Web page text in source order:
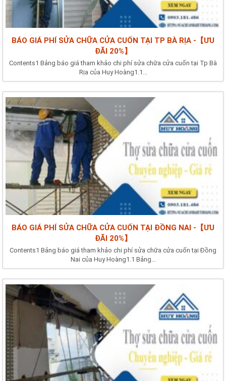
BÁO GIÁ PHÍ SỬA CHỮA CỬA CUỐN TẠI TP BÀ RỊA -【ƯU
ĐÃI 20%】
Contents1 Bảng báo giá tham khảo chi phí sửa chữa cửa cuốn tại Tp Bà
Rịa của Huy Hoàng1.1...
BÁO GIÁ PHÍ SỬA CHỮA CỬA CUỐN TẠI ĐỒNG NAI -【ƯU
ĐÃI 20%】
Contents1 Bảng báo giá tham khảo chi phí sửa chữa cửa cuốn tại Đồng
Nai của Huy Hoàng1.1 Bảng...